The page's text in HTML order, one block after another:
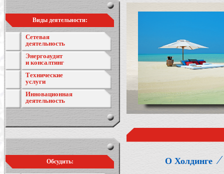
Виды деятельности:
Сетевая
деятельность
Энергоаудит
и консалтинг
Технические
услуги
Инновационная
деятельность
Обсудить: О Холдинге